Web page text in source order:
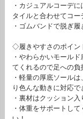
・カジュアルコーデ
タイルと合わせてコー
・ゴムバンドで脱ぎ
◇履きやすさのポイ
・やわらかいモール
てくれるので足への負
・軽量の厚底ソール
り色んな動きに対応で
・裏材はクッション
・体重をサポートし